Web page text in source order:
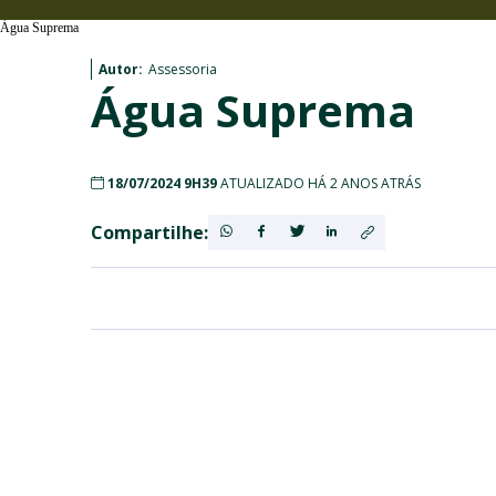
Água Suprema
Autor: Assessoria
Água Suprema
18/07/2024 9H39ATUALIZADO HÁ 2 ANOS ATRÁS
Compartilhe: